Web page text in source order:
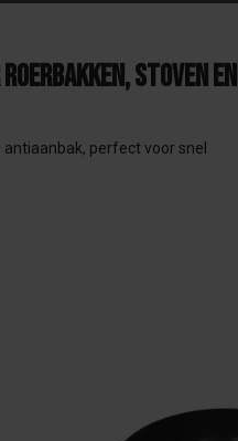
stoven en
perfect voor snel